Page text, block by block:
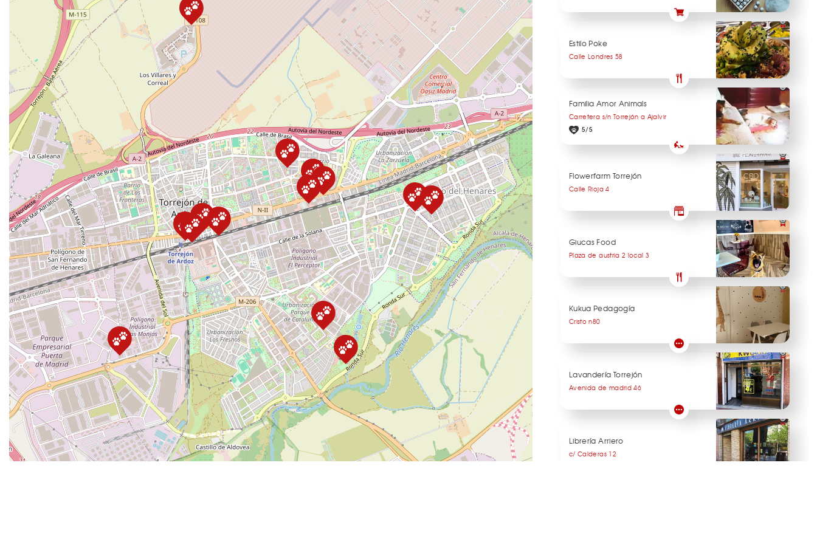
Estilo Poke
Calle Londres 58
Familia Amor Animals
Carretera s/n Torrejón a Ajalvir
5/5
Flowerfarm Torrejón
Calle Rioja 4
Giucas Food
Plaza de austria 2 local 3
Kukua Pedagogía
Cristo n80
Lavandería Torrejón
Avenida de madrid 46
Librería Arriero
c/ Calderas 12